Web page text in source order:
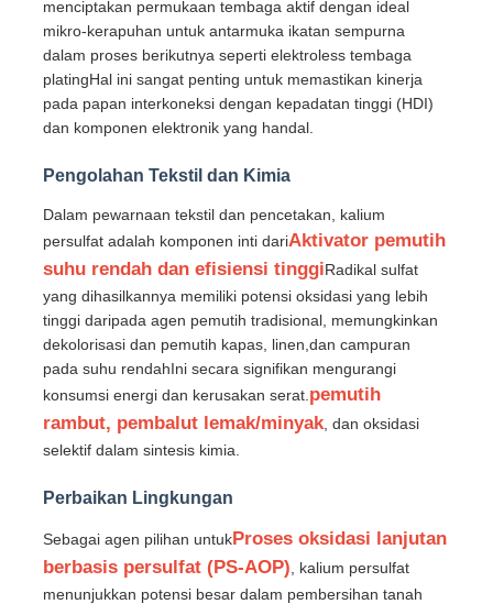
Khlorida
Aditif minyak bumi
Bahan kimia proses mineral
Aditif makanan
Bahan Kimia Metalurgi
Agen Pengolahan Air
menciptakan permukaan tembaga aktif dengan ideal
mikro-kerapuhan untuk antarmuka ikatan sempurna
dalam proses berikutnya seperti elektroless tembaga
platingHal ini sangat penting untuk memastikan kinerja
pada papan interkoneksi dengan kepadatan tinggi (HDI)
dan komponen elektronik yang handal.
Pengolahan Tekstil dan Kimia
Dalam pewarnaan tekstil dan pencetakan, kalium
persulfat adalah komponen inti dariAktivator pemutih
suhu rendah dan efisiensi tinggiRadikal sulfat
yang dihasilkannya memiliki potensi oksidasi yang lebih
tinggi daripada agen pemutih tradisional, memungkinkan
dekolorisasi dan pemutih kapas, linen,dan campuran
pada suhu rendahIni secara signifikan mengurangi
konsumsi energi dan kerusakan serat. pemutih
rambut, pembalut lemak/minyak , dan oksidasi
selektif dalam sintesis kimia.
Perbaikan Lingkungan
Sebagai agen pilihan untukProses oksidasi lanjutan
berbasis persulfat (PS-AOP) , kalium persulfat
menunjukkan potensi besar dalam pembersihan tanah